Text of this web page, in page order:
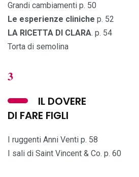
Grandi cambiamenti p. 50
Le esperienze cliniche p. 52
LA RICETTA DI CLARA. p. 54
Torta di semolina
3
IL DOVERE
DI FARE FIGLI
I ruggenti Anni Venti p. 58
I sali di Saint Vincent & Co. p. 60